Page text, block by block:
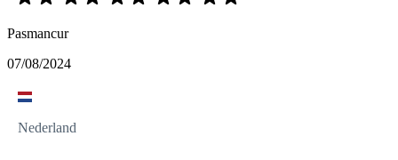
Pasmancur
07/08/2024
Nederland